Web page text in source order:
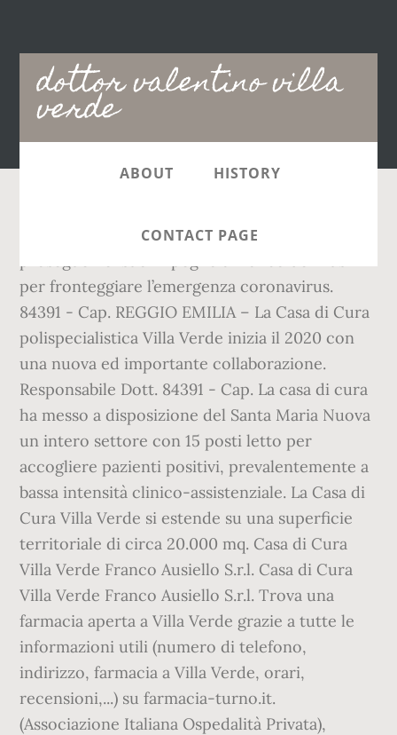
dottor valentino villa
verde
Main
navigation
ABOUT HISTORY
CONTACT PAGE
REGGIO EMILIA – La clinica privata Villa Verde
per fronteggiare l’emergenza coronavirus.
84391 - Cap. REGGIO EMILIA – La Casa di Cura
polispecialistica Villa Verde inizia il 2020 con
una nuova ed importante collaborazione.
Responsabile Dott. 84391 - Cap. La casa di cura
ha messo a disposizione del Santa Maria Nuova
un intero settore con 15 posti letto per
accogliere pazienti positivi, prevalentemente a
bassa intensità clinico-assistenziale. La Casa di
Cura Villa Verde si estende su una superficie
territoriale di circa 20.000 mq. Casa di Cura
Villa Verde Franco Ausiello S.r.l. Casa di Cura
Villa Verde Franco Ausiello S.r.l. Trova una
farmacia aperta a Villa Verde grazie a tutte le
informazioni utili (numero di telefono,
indirizzo, farmacia a Villa Verde, orari,
recensioni,...) su farmacia-turno.it.
(Associazione Italiana Ospedalità Privata),